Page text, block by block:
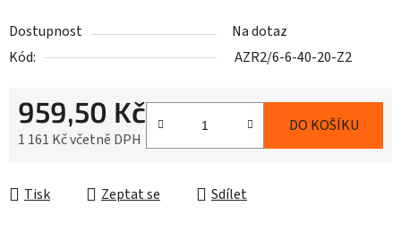
Dostupnost
Na dotaz
Kód:
AZR2/6-6-40-20-Z2
959,50 Kč
1 161 Kč včetně DPH
DO KOŠÍKU
Tisk Zeptat se Sdílet